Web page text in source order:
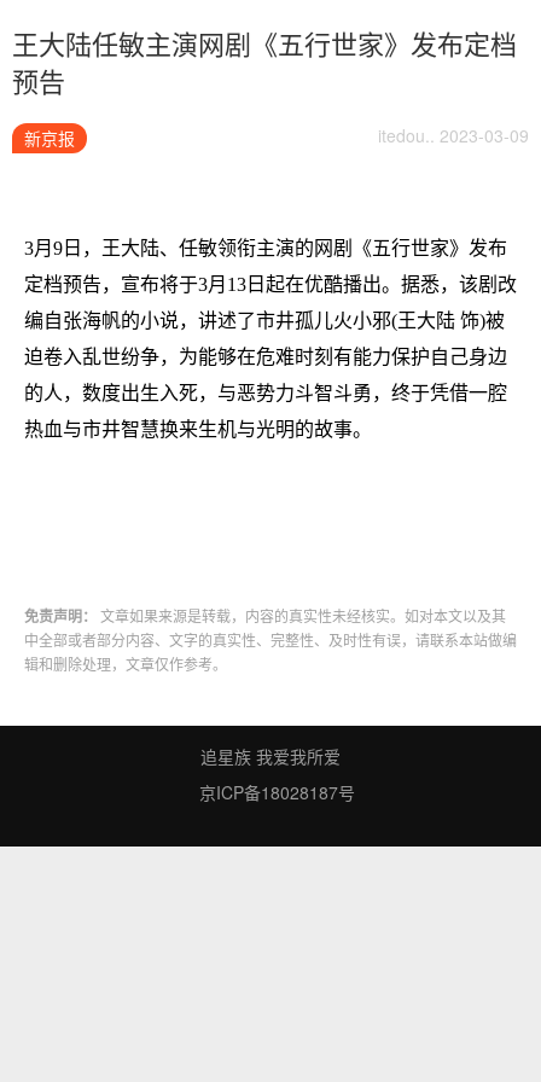
王大陆任敏主演网剧《五行世家》发布定档
预告
新京报 itedou.. 2023-03-09
3月9日，王大陆、任敏领衔主演的网剧《五行世家》发布
定档预告，宣布将于3月13日起在优酷播出。据悉，该剧改
编自张海帆的小说，讲述了市井孤儿火小邪(王大陆 饰)被
迫卷入乱世纷争，为能够在危难时刻有能力保护自己身边
的人，数度出生入死，与恶势力斗智斗勇，终于凭借一腔
热血与市井智慧换来生机与光明的故事。
免责声明：
文章如果来源是转载，内容的真实性未经核实。如对本文以及其
中全部或者部分内容、文字的真实性、完整性、及时性有误，请联系本站做编
辑和删除处理，文章仅作参考。
追星族 我爱我所爱
京ICP备18028187号